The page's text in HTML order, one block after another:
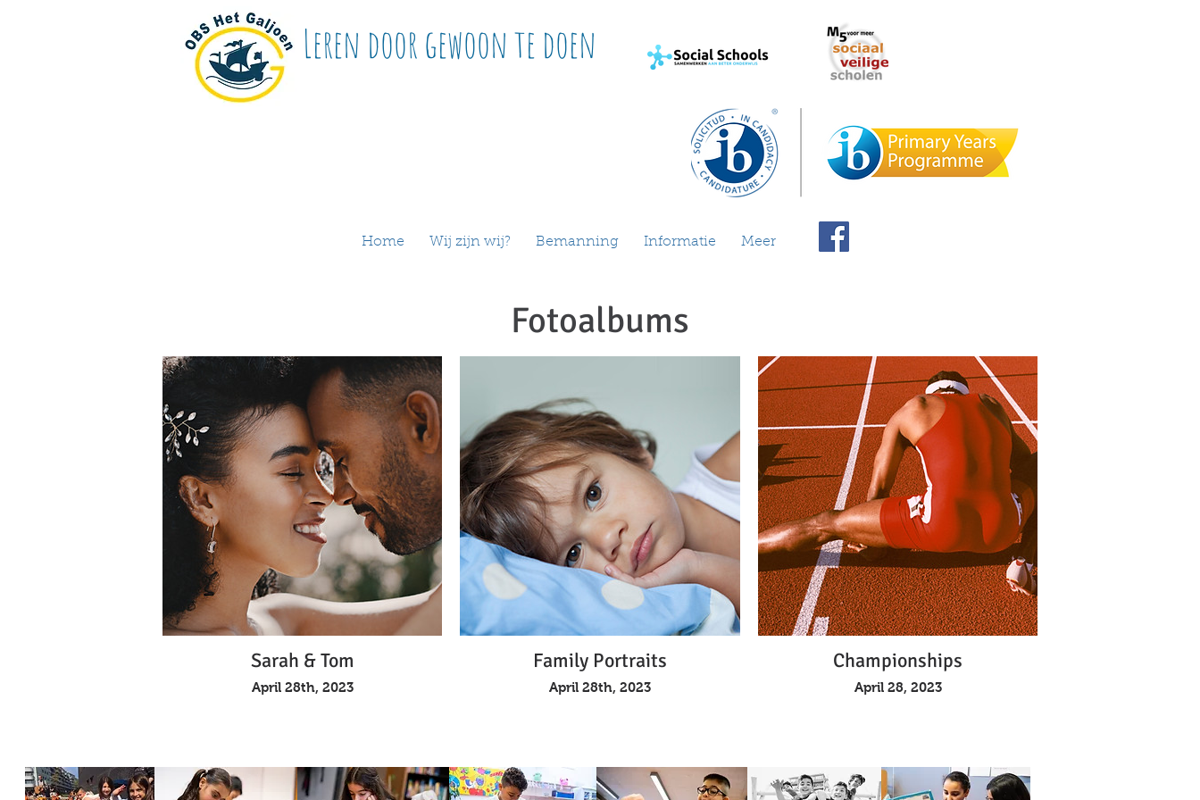
Leren door gewoon te doen
Home Wij zijn wij? Bemanning Informatie Meer
Fotoalbums
Sarah & Tom
April 28th, 2023
Family Portraits
April 28th, 2023
Championships
April 28, 2023